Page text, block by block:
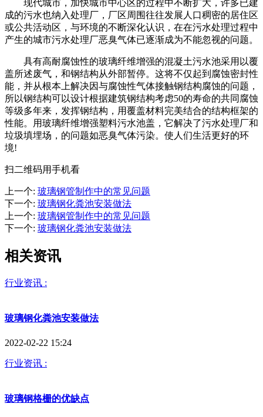
现代城市，加快城市中心区的过程中不断扩大，许多已建
成的污水也纳入处理厂，厂区周围往往发展人口稠密的居住区
或公共活动区，与环境的不断深化认识，在在污水处理过程中
产生的城市污水处理厂恶臭气体已逐渐成为不能忽视的问题。
具有高耐腐蚀性的玻璃纤维增强的混凝土污水池采用以覆
盖所述废气，和钢结构从外部暂停。这将不仅起到腐蚀密封性
能，并从根本上解决因与腐蚀性气体接触钢结构腐蚀的问题，
所以钢结构可以设计根据建筑钢结构考虑50的寿命的共同腐蚀
等级多年来，发挥钢结构，用覆盖材料完美结合的结构框架的
性能。用玻璃纤维增强塑料污水池盖，它解决了污水处理厂和
垃圾填埋场，的问题如恶臭气体污染。使人们生活更好的环
境!
扫二维码用手机看
上一个: 玻璃钢管制作中的常见问题
下一个: 玻璃钢化粪池安装做法
上一个: 玻璃钢管制作中的常见问题
下一个: 玻璃钢化粪池安装做法
相关资讯
行业资讯 :
玻璃钢化粪池安装做法
2022-02-22 15:24
行业资讯 :
玻璃钢格栅的优缺点